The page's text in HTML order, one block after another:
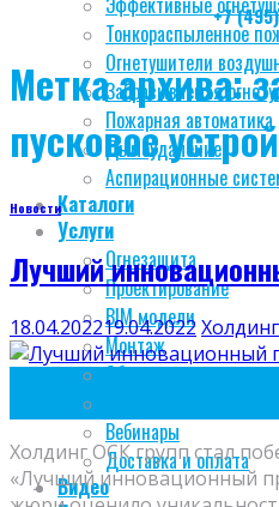
Тонкораспыленное
Огнетушители
Забрасываемая
Пожарная автоматика
Дымоудаление
Аспирационные
Каталоги
Услуги
Огнезащита
Проектирование
BIM модели
Монтаж
Обслуживание
Вебинары
Доставка и оплата
Видео
+7
Метка архива:
пусковое
Новости
Лучший
18.04.202219.04.2022
Холдинг ОСК групп стал
«Лучший инновационный